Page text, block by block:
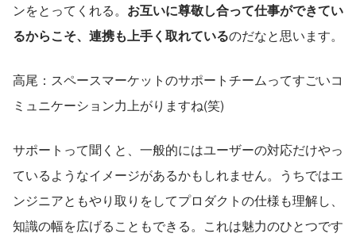
ンをとってくれる。 お互いに尊敬し合って仕事ができてい
るからこそ、連携も上手く取れているのだなと思います。
高尾：スペースマーケットのサポートチームってすごいコ
ミュニケーション力上がりますね(笑)
サポートって聞くと、一般的にはユーザーの対応だけやっ
ているようなイメージがあるかもしれません。うちではエ
ンジニアともやり取りをしてプロダクトの仕様も理解し、
知識の幅を広げることもできる。これは魅力のひとつです